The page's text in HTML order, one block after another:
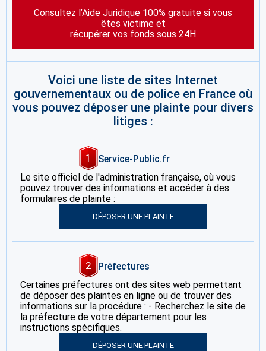
Consultez l’Aide Juridique 100% gratuite si vous
êtes victime et
récupérer vos fonds sous 24H
Voici une liste de sites Internet
gouvernementaux ou de police en France où
vous pouvez déposer une plainte pour divers
litiges :
1
Service-Public.fr
Le site officiel de l'administration française, où vous
pouvez trouver des informations et accéder à des
formulaires de plainte :
DÉPOSER UNE PLAINTE
2
Préfectures
Certaines préfectures ont des sites web permettant
de déposer des plaintes en ligne ou de trouver des
informations sur la procédure : - Recherchez le site de
la préfecture de votre département pour les
instructions spécifiques.
DÉPOSER UNE PLAINTE